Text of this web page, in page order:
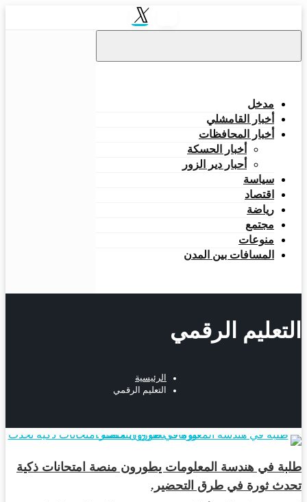
إلى
مدخل
أخبار القامشلي
أخبار المحافظات
أخبار الحسكة
أحبار دير الزور
سياسة
اقتصاد
رياضة
مجتمع
منوعات
المسافات بين المدن
التعليم الرقمي
الرئيسية
التعليم الرقمي
مجتمع
طلبة في هندسة المعلومات يطورون منصة امتحانات ذكية
تحدث ثورة في طرق التحضير.